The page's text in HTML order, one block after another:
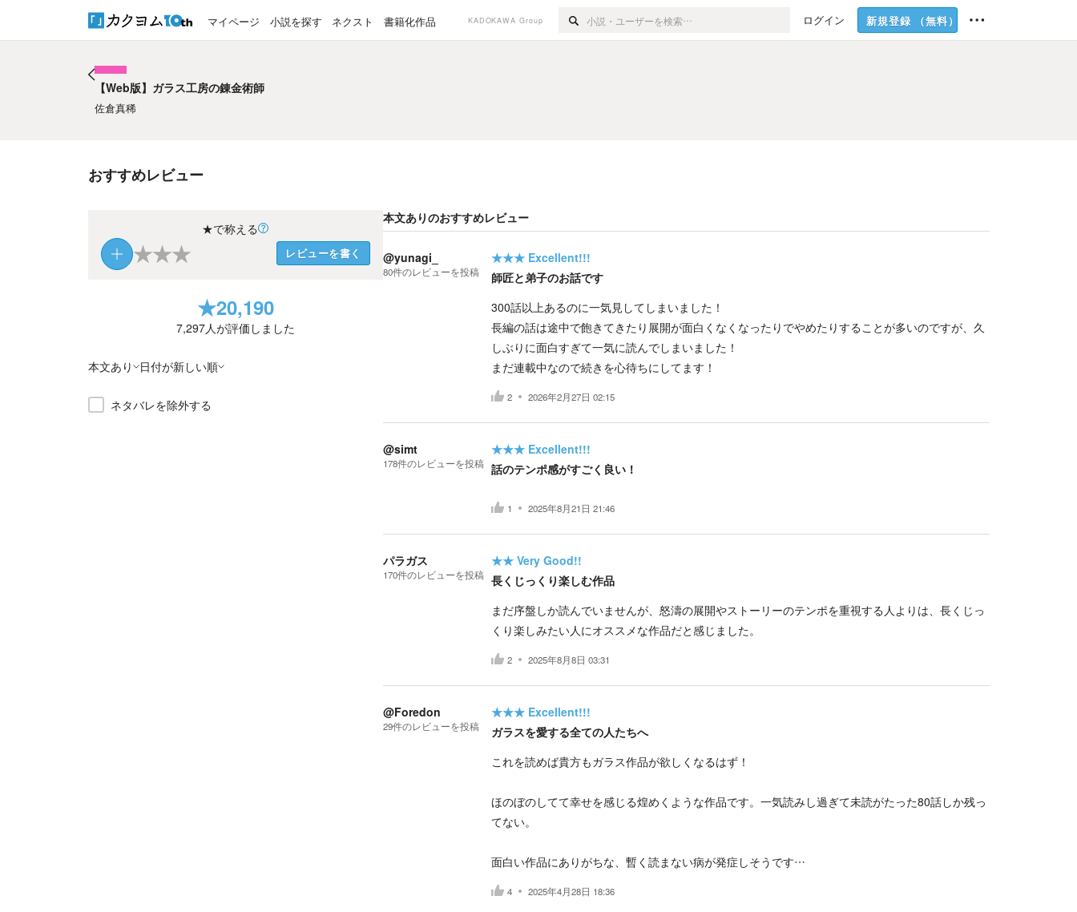
マイページ 小説を探す ネクスト 書籍化作品 KADOKAWA Group ログイン 新規登録 （無料）
【Web版】ガラス工房の錬金術師
佐倉真稀
おすすめレビュー
★で称える
★★★ レビューを書く
★20,190
7,297人が評価しました
本文あり 日付が新しい順
ネタバレを除外する
本文ありのおすすめレビュー
@yunagi_
80件のレビューを投稿
★★★ Excellent!!!
師匠と弟子のお話です
300話以上あるのに一気見してしまいました！
長編の話は途中で飽きてきたり展開が面白くなくなったりでやめたりすることが多いのですが、久
しぶりに面白すぎて一気に読んでしまいました！
まだ連載中なので続きを心待ちにしてます！
2 2026年2月27日 02:15
@simt
178件のレビューを投稿
★★★ Excellent!!!
話のテンポ感がすごく良い！
1 2025年8月21日 21:46
パラガス
170件のレビューを投稿
★★ Very Good!!
長くじっくり楽しむ作品
まだ序盤しか読んでいませんが、怒濤の展開やストーリーのテンポを重視する人よりは、長くじっ
くり楽しみたい人にオススメな作品だと感じました。
2 2025年8月8日 03:31
@Foredon
29件のレビューを投稿
★★★ Excellent!!!
ガラスを愛する全ての人たちへ
これを読めば貴方もガラス作品が欲しくなるはず！
ほのぼのしてて幸せを感じる煌めくような作品です。一気読みし過ぎて未読がたった80話しか残っ
てない。
面白い作品にありがちな、暫く読まない病が発症しそうです…
4 2025年4月28日 18:36